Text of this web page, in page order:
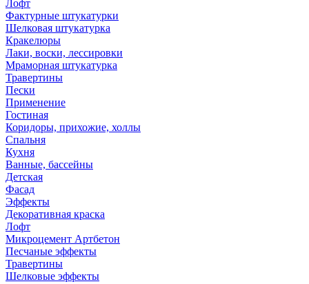
Лофт
Фактурные штукатурки
Шелковая штукатурка
Кракелюры
Лаки, воски, лессировки
Мраморная штукатурка
Травертины
Пески
Применение
Гостиная
Коридоры, прихожие, холлы
Спальня
Кухня
Ванные, бассейны
Детская
Фасад
Эффекты
Декоративная краска
Лофт
Микроцемент Артбетон
Песчаные эффекты
Травертины
Шелковые эффекты